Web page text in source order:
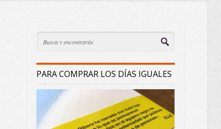
PARA COMPRAR LOS DÍAS IGUALES